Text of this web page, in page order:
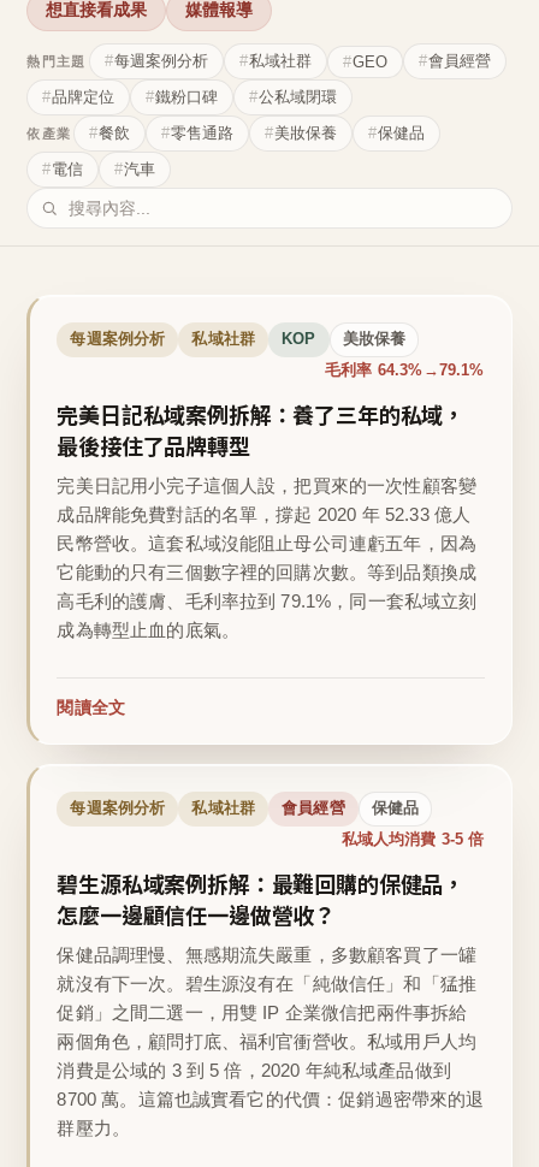
想直接看成果 媒體報導
熱門主題 每週案例分析 私域社群 GEO
會員經營
品牌定位
鐵粉口碑 公私域閉環
依產業 餐飲 零售通路 美妝保養
保健品
電信
汽車
每週案例分析 私域社群 KOP 美妝保養
毛利率 64.3%→79.1%
完美日記私域案例拆解：養了三年的私域，
最後接住了品牌轉型
完美日記用小完子這個人設，把買來的一次性顧客變
成品牌能免費對話的名單，撐起 2020 年 52.33 億人
民幣營收。這套私域沒能阻止母公司連虧五年，因為
它能動的只有三個數字裡的回購次數。等到品類換成
高毛利的護膚、毛利率拉到 79.1%，同一套私域立刻
成為轉型止血的底氣。
閱讀全文
每週案例分析 私域社群 會員經營 保健品
私域人均消費 3-5 倍
碧生源私域案例拆解：最難回購的保健品，
怎麼一邊顧信任一邊做營收？
保健品調理慢、無感期流失嚴重，多數顧客買了一罐
就沒有下一次。碧生源沒有在「純做信任」和「猛推
促銷」之間二選一，用雙 IP 企業微信把兩件事拆給
兩個角色，顧問打底、福利官衝營收。私域用戶人均
消費是公域的 3 到 5 倍，2020 年純私域產品做到
8700 萬。這篇也誠實看它的代價：促銷過密帶來的退
群壓力。